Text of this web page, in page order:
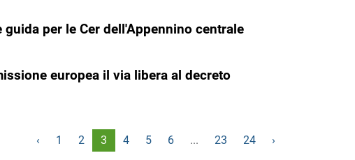
per le Cer dell'Appennino centrale
europea il via libera al decreto
‹ 1 2 3 4 5 6 ... 23 24 ›